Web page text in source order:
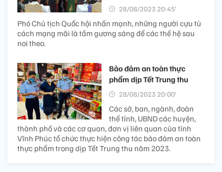
28/08/2023 20:45’
Phó Chủ tịch Quốc hội nhấn mạnh, những người cựu tù
cách mạng mãi là tấm gương sáng để các thế hệ sau
noi theo.
Bảo đảm an toàn thực
phẩm dịp Tết Trung thu
28/08/2023 20:00’
Các sở, ban, ngành, đoàn
thể tỉnh, UBND các huyện,
thành phố và các cơ quan, đơn vị liên quan của tỉnh
Vĩnh Phúc tổ chức thực hiện công tác bảo đảm an toàn
thực phẩm trong dịp Tết Trung thu năm 2023.